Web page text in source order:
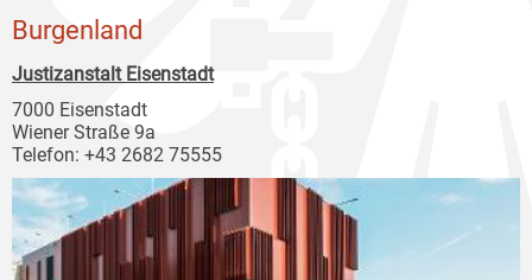
Burgenland
Justizanstalt Eisenstadt
7000 Eisenstadt
Wiener Straße 9a
Telefon: +43 2682 75555